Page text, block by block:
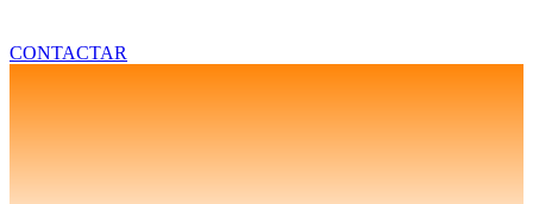
CONTACTAR